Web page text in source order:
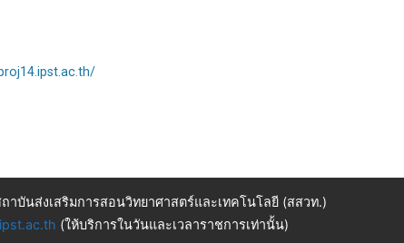
าบันส่งเสริมการสอนวิทยาศาสตร์และเทคโนโลยี (สสวท.)
(ให้บริการในวันและเวลาราชการเท่านั้น)